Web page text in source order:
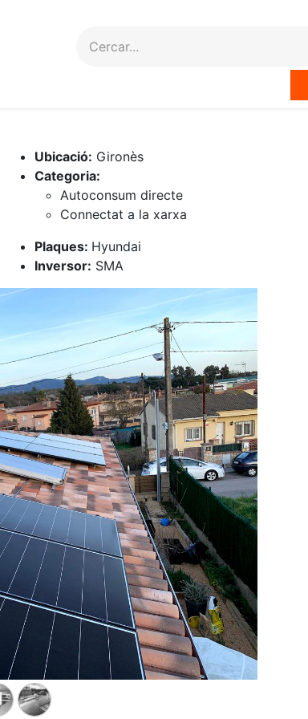
Ubicació: Gironès
Categoria:
Autoconsum directe
Connectat a la xarxa
Plaques: Hyundai
Inversor: SMA